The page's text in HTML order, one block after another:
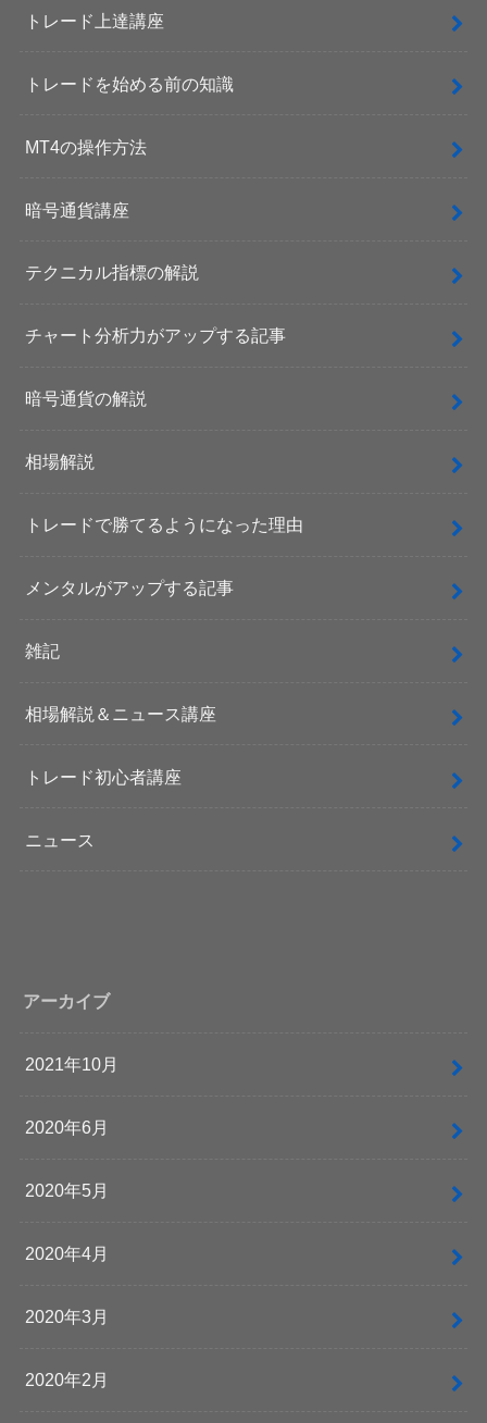
トレード上達講座
トレードを始める前の知識
MT4の操作方法
暗号通貨講座
テクニカル指標の解説
チャート分析力がアップする記事
暗号通貨の解説
相場解説
トレードで勝てるようになった理由
メンタルがアップする記事
雑記
相場解説＆ニュース講座
トレード初心者講座
ニュース
アーカイブ
2021年10月
2020年6月
2020年5月
2020年4月
2020年3月
2020年2月